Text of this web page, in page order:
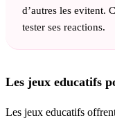
d’autres les evitent.
tester ses reactions.
Les jeux educatifs
Les jeux educatifs